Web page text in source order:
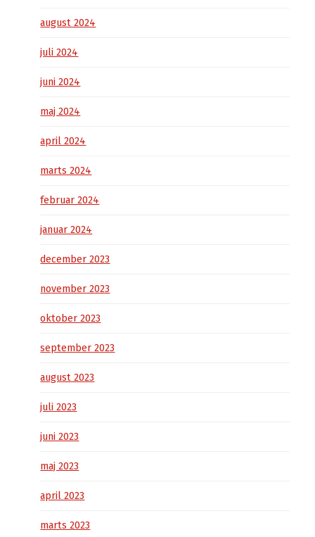
august 2024
juli 2024
juni 2024
maj 2024
april 2024
marts 2024
februar 2024
januar 2024
december 2023
november 2023
oktober 2023
september 2023
august 2023
juli 2023
juni 2023
maj 2023
april 2023
marts 2023